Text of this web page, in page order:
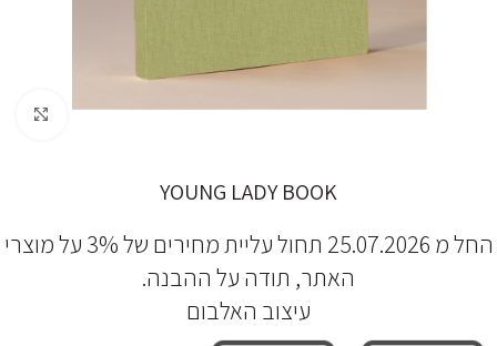
לחץ להגדלה
YOUNG LADY BOOK
החל מ 25.07.2026 תחול עליית מחירים של 3% על מוצרי
האתר, תודה על ההבנה.
עיצוב האלבום